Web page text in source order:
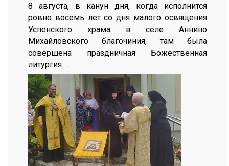
8 августа, в канун дня, когда исполнится
ровно восемь лет со дня малого освящения
Успенского храма в селе Аннино
Михайловского благочиния, там была
совершена праздничная Божественная
литургия.…